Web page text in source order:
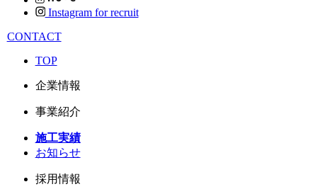
Instagram for recruit
CONTACT
TOP
企業情報
事業紹介
施工実績
お知らせ
採用情報